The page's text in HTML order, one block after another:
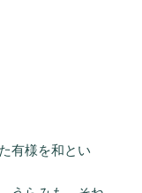
有様を和とい